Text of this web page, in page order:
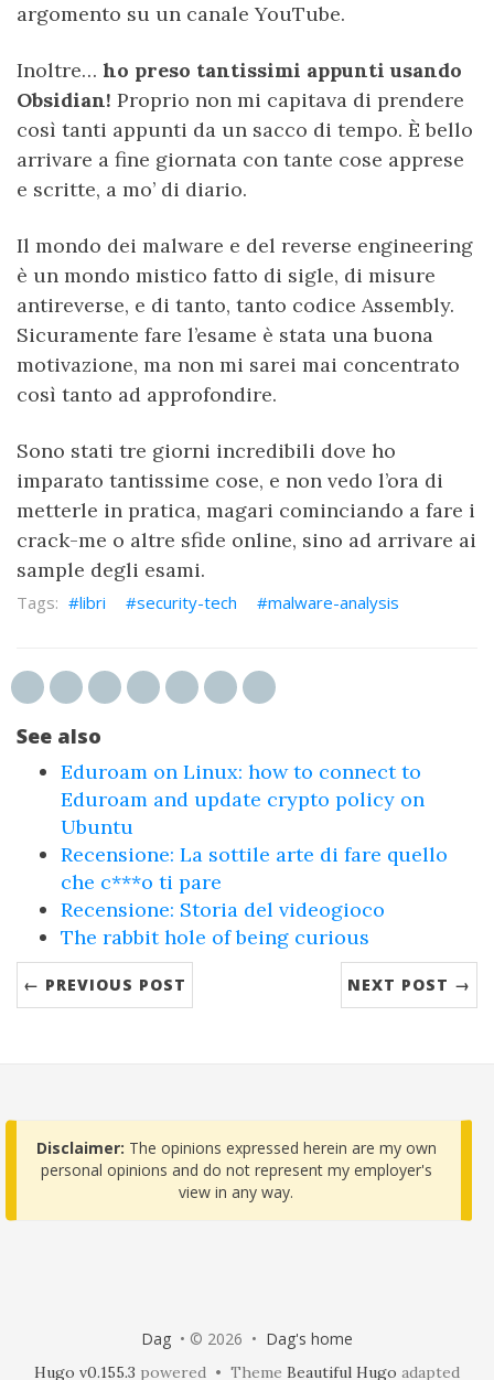
argomento su un canale YouTube.
Inoltre… ho preso tantissimi appunti usando
Obsidian! Proprio non mi capitava di prendere
così tanti appunti da un sacco di tempo. È bello
arrivare a fine giornata con tante cose apprese
e scritte, a mo’ di diario.
Il mondo dei malware e del reverse engineering
è un mondo mistico fatto di sigle, di misure
antireverse, e di tanto, tanto codice Assembly.
Sicuramente fare l’esame è stata una buona
motivazione, ma non mi sarei mai concentrato
così tanto ad approfondire.
Sono stati tre giorni incredibili dove ho
imparato tantissime cose, e non vedo l’ora di
metterle in pratica, magari cominciando a fare i
crack-me o altre sfide online, sino ad arrivare ai
sample degli esami.
libri security-tech malware-analysis
See also
Eduroam on Linux: how to connect to
Eduroam and update crypto policy on
Ubuntu
Recensione: La sottile arte di fare quello
che c***o ti pare
Recensione: Storia del videogioco
The rabbit hole of being curious
← PREVIOUS POST NEXT POST →
Disclaimer: The opinions expressed herein are my own
personal opinions and do not represent my employer's
view in any way.
Dag • © 2026 • Dag's home
Hugo v0.155.3 powered • Theme Beautiful Hugo adapted